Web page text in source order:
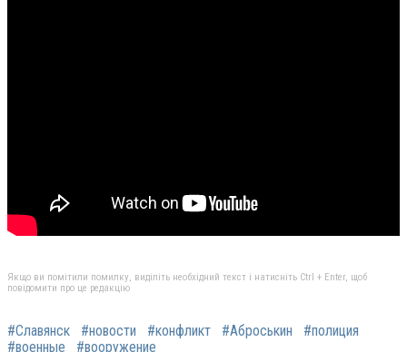
Якщо ви помітили помилку, виділіть необхідний текст і натисніть Ctrl + Enter, щоб
повідомити про це редакцію
#Славянск #новости #конфликт #Аброськин
#полиция
#военные
#вооружение